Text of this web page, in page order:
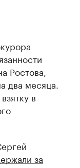
Ростова,
два месяца.
в
за